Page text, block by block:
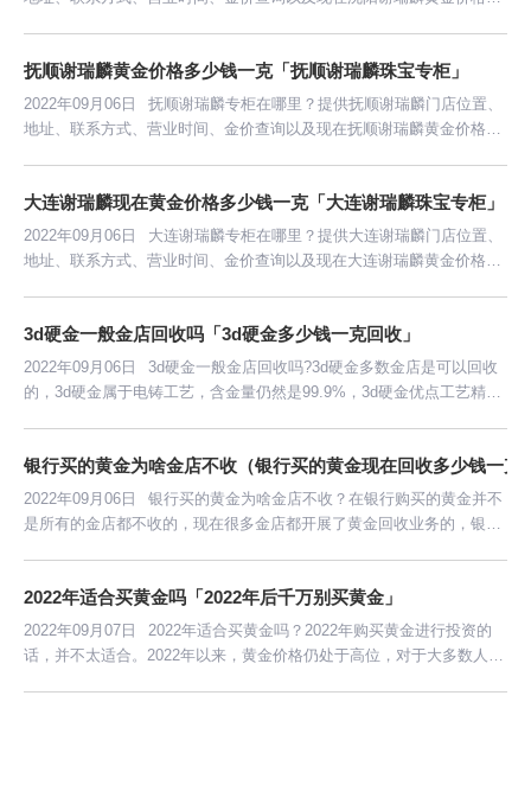
抚顺谢瑞麟黄金价格多少钱一克「抚顺谢瑞麟珠宝专柜」
2022年09月06日
抚顺谢瑞麟专柜在哪里？提供抚顺谢瑞麟门店位置、
地址、联系方式、营业时间、金价查询以及现在抚顺谢瑞麟黄金价格多
大连谢瑞麟现在黄金价格多少钱一克「大连谢瑞麟珠宝专柜」
2022年09月06日
大连谢瑞麟专柜在哪里？提供大连谢瑞麟门店位置、
地址、联系方式、营业时间、金价查询以及现在大连谢瑞麟黄金价格多
3d硬金一般金店回收吗「3d硬金多少钱一克回收」
2022年09月06日
3d硬金一般金店回收吗?3d硬金多数金店是可以回收
的，3d硬金属于电铸工艺，含金量仍然是99.9%，3d硬金优点工艺精
银行买的黄金为啥金店不收（银行买的黄金现在回收多少钱一克
2022年09月06日
银行买的黄金为啥金店不收？在银行购买的黄金并不
是所有的金店都不收的，现在很多金店都开展了黄金回收业务的，银行
2022年适合买黄金吗「2022年后千万别买黄金」
2022年09月07日
2022年适合买黄金吗？2022年购买黄金进行投资的
话，并不太适合。2022年以来，黄金价格仍处于高位，对于大多数人来